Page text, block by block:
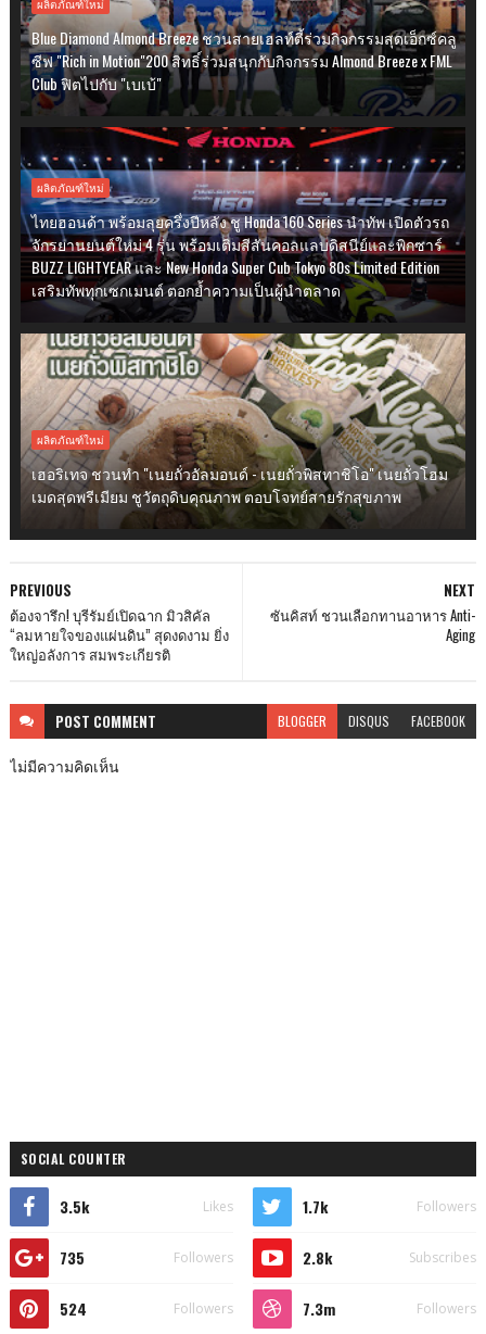
ผลิตภัณฑ์ใหม่
Blue Diamond Almond Breeze ชวนสายเฮลท์ตี้ร่วมกิจกรรมสุดเอ็กซ์คลู
ซีฟ "Rich in Motion"200 สิทธิ์ร่วมสนุกกับกิจกรรม Almond Breeze x FML
Club ฟิตไปกับ "เบเบ้"
ผลิตภัณฑ์ใหม่
ไทยฮอนด้า พร้อมลุยครึ่งปีหลัง ชู Honda 160 Series นำทัพ เปิดตัวรถ
จักรยานยนต์ใหม่ 4 รุ่น พร้อมเติมสีสันคอลแลบดิสนีย์และพิกซาร์
BUZZ LIGHTYEAR และ New Honda Super Cub Tokyo 80s Limited Edition
เสริมทัพทุกเซกเมนต์ ตอกย้ำความเป็นผู้นำตลาด
ผลิตภัณฑ์ใหม่
เฮอริเทจ ชวนทำ "เนยถั่วอัลมอนด์ - เนยถั่วพิสทาชิโอ" เนยถั่วโฮม
เมดสุดพรีเมียม ชูวัตถุดิบคุณภาพ ตอบโจทย์สายรักสุขภาพ
NEXT
ซันคิสท์ ชวนเลือกทานอาหาร Anti-
Aging
PREVIOUS
ต้องจารึก! บุรีรัมย์เปิดฉาก มิวสิคัล
“ลมหายใจของแผ่นดิน” สุดงดงาม ยิ่ง
ใหญ่อลังการ สมพระเกียรติ
POST COMMENT BLOGGER DISQUS FACEBOOK
ไม่มีความคิดเห็น
SOCIAL COUNTER
3.5k Likes 1.7k Followers
735 Followers 2.8k Subscribes
524 Followers 7.3m Followers